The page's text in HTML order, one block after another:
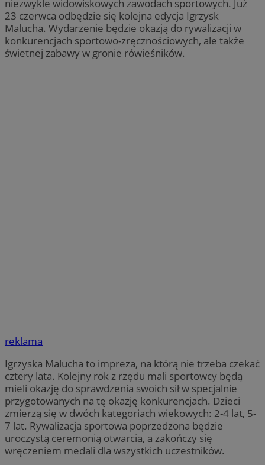
niezwykle widowiskowych zawodach sportowych. Już
23 czerwca odbędzie się kolejna edycja Igrzysk
Malucha. Wydarzenie będzie okazją do rywalizacji w
konkurencjach sportowo-zręcznościowych, ale także
świetnej zabawy w gronie rówieśników.
reklama
Igrzyska Malucha to impreza, na którą nie trzeba czekać
cztery lata. Kolejny rok z rzędu mali sportowcy będą
mieli okazję do sprawdzenia swoich sił w specjalnie
przygotowanych na tę okazję konkurencjach. Dzieci
zmierzą się w dwóch kategoriach wiekowych: 2-4 lat, 5-
7 lat. Rywalizacja sportowa poprzedzona będzie
uroczystą ceremonią otwarcia, a zakończy się
wręczeniem medali dla wszystkich uczestników.